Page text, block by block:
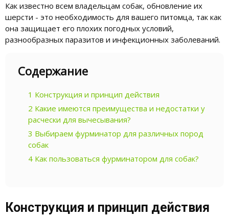
Как известно всем владельцам собак, обновление их
шерсти - это необходимость для вашего питомца, так как
она защищает его плохих погодных условий,
разнообразных паразитов и инфекционных заболеваний.
Содержание
1 Конструкция и принцип действия
2 Какие имеются преимущества и недостатки у
расчески для вычесывания?
3 Выбираем фурминатор для различных пород
собак
4 Как пользоваться фурминатором для собак?
Конструкция и принцип действия